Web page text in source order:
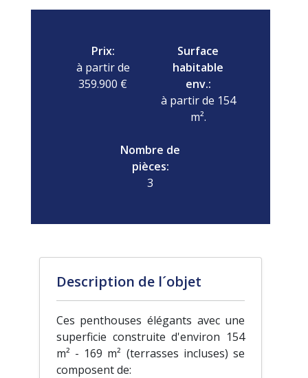
Prix:
à partir de
359.900 €
Surface
habitable
env.:
à partir de 154
m².
Nombre de
pièces:
3
Description de l´objet
Ces penthouses élégants avec une
superficie construite d'environ 154
m² - 169 m² (terrasses incluses) se
composent de: